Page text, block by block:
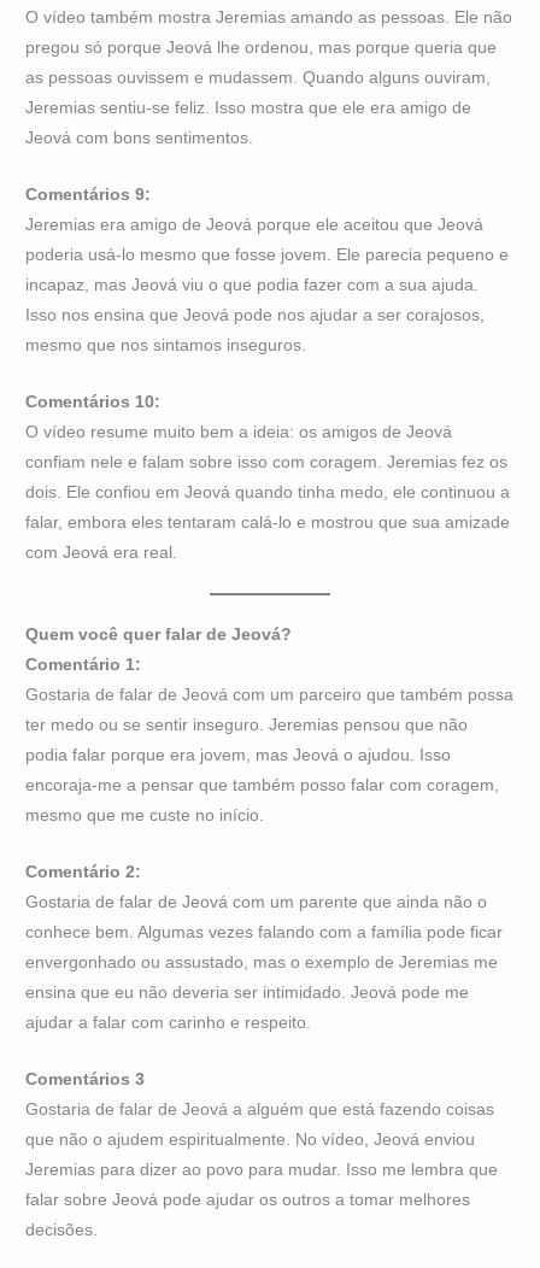
O vídeo também mostra Jeremias amando as pessoas. Ele não
pregou só porque Jeová lhe ordenou, mas porque queria que
as pessoas ouvissem e mudassem. Quando alguns ouviram,
Jeremias sentiu-se feliz. Isso mostra que ele era amigo de
Jeová com bons sentimentos.
Comentários 9:
Jeremias era amigo de Jeová porque ele aceitou que Jeová
poderia usá-lo mesmo que fosse jovem. Ele parecia pequeno e
incapaz, mas Jeová viu o que podia fazer com a sua ajuda.
Isso nos ensina que Jeová pode nos ajudar a ser corajosos,
mesmo que nos sintamos inseguros.
Comentários 10:
O vídeo resume muito bem a ideia: os amigos de Jeová
confiam nele e falam sobre isso com coragem. Jeremias fez os
dois. Ele confiou em Jeová quando tinha medo, ele continuou a
falar, embora eles tentaram calá-lo e mostrou que sua amizade
com Jeová era real.
Quem você quer falar de Jeová?
Comentário 1:
Gostaria de falar de Jeová com um parceiro que também possa
ter medo ou se sentir inseguro. Jeremias pensou que não
podia falar porque era jovem, mas Jeová o ajudou. Isso
encoraja-me a pensar que também posso falar com coragem,
mesmo que me custe no início.
Comentário 2:
Gostaria de falar de Jeová com um parente que ainda não o
conhece bem. Algumas vezes falando com a família pode ficar
envergonhado ou assustado, mas o exemplo de Jeremias me
ensina que eu não deveria ser intimidado. Jeová pode me
ajudar a falar com carinho e respeito.
Comentários 3
Gostaria de falar de Jeová a alguém que está fazendo coisas
que não o ajudem espiritualmente. No vídeo, Jeová enviou
Jeremias para dizer ao povo para mudar. Isso me lembra que
falar sobre Jeová pode ajudar os outros a tomar melhores
decisões.